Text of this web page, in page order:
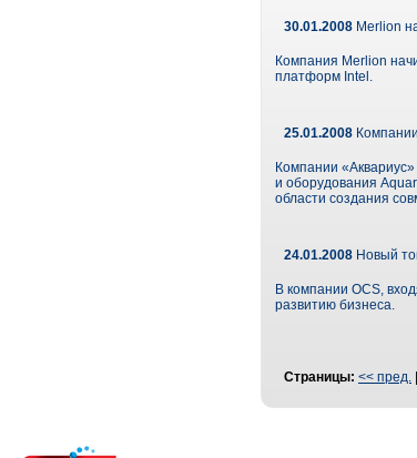
30.01.2008 Merlion
Компания Merlion
платформ Intel.
25.01.2008
Компании
и оборудования
области создания
24.01.2008 Новый
В компании OCS,
развитию бизнеса.
Страницы: << пред.